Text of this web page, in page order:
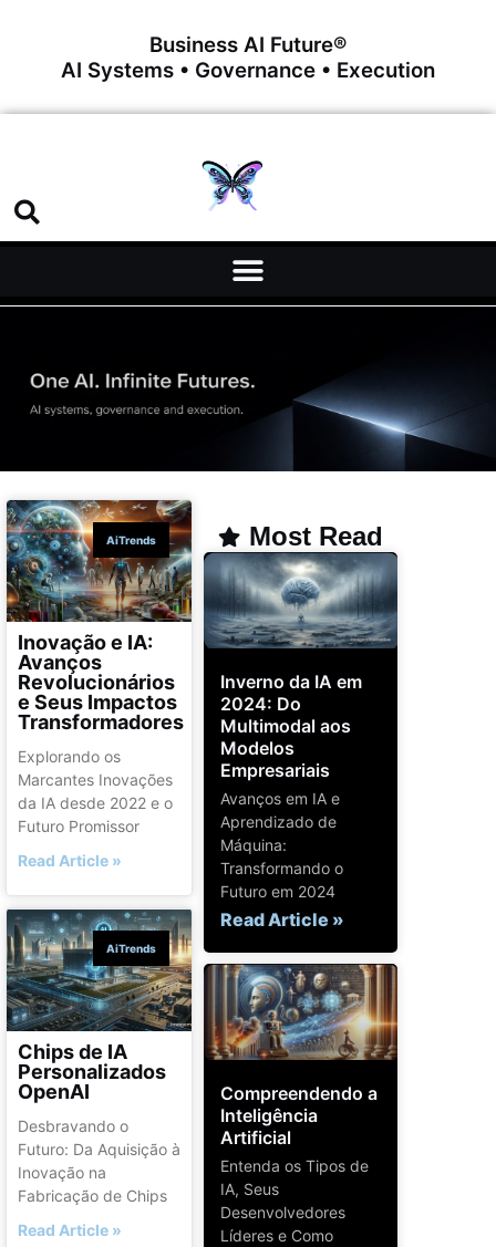
Business AI Future®
AI Systems • Governance • Execution
AiTrends
Inovação e IA:
Avanços
Revolucionários
e Seus Impactos
Transformadores
Explorando os
Marcantes Inovações
da IA desde 2022 e o
Futuro Promissor
Read Article »
AiTrends
Chips de IA
Personalizados
OpenAI
Desbravando o
Futuro: Da Aquisição à
Inovação na
Fabricação de Chips
Read Article »
Most Read
Inverno da IA ​​em
2024: Do
Multimodal aos
Modelos
Empresariais
Avanços em IA e
Aprendizado de
Máquina:
Transformando o
Futuro em 2024
Read Article »
Compreendendo a
Inteligência
Artificial
Entenda os Tipos de
IA, Seus
Desenvolvedores
Líderes e Como